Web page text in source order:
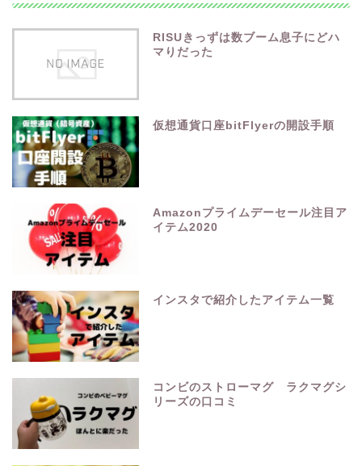
RISUきっずは数ブーム息子にどハ
マりだった
仮想通貨口座bitFlyerの開設手順
Amazonプライムデーセール注目ア
イテム2020
インスタで紹介したアイテム一覧
コンビのストローマグ ラクマグシ
リーズの口コミ